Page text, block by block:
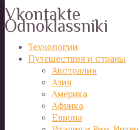
Vkontakte
Odnoklassniki
Технологии
Путешествия и страны
Австралия
Азия
Америка
Африка
Европа